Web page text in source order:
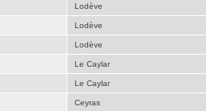
Lodève
Lodève
Lodève
Le Caylar
Le Caylar
Ceyras